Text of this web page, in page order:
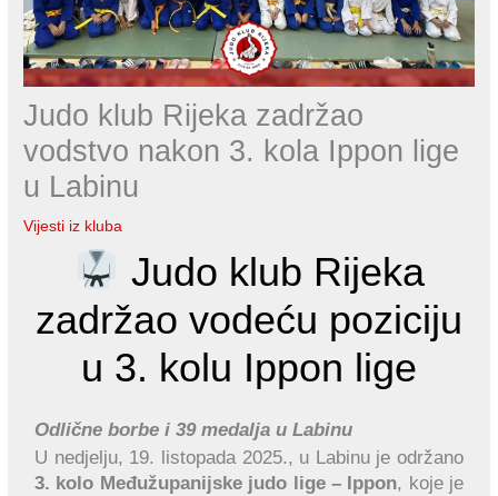
Judo klub Rijeka zadržao
vodstvo nakon 3. kola Ippon lige
u Labinu
Vijesti iz kluba
Judo klub Rijeka
zadržao vodeću poziciju
u 3. kolu Ippon lige
Odlične borbe i 39 medalja u Labinu
U nedjelju, 19. listopada 2025., u Labinu je održano
3. kolo Međužupanijske judo lige – Ippon, koje je